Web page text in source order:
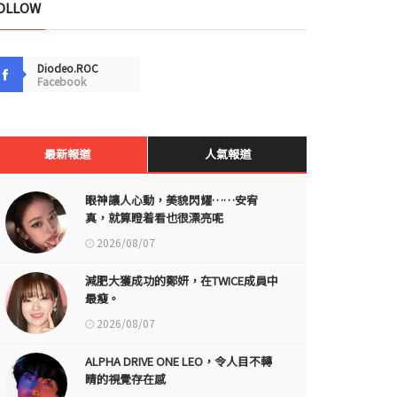
Diodeo.ROC
Facebook
最新報道 人氣報道
眼神讓人心動，美貌閃耀……安宥
真，就算瞪着看也很漂亮呢
2026/08/07
減肥大獲成功的鄭妍，在TWICE成員中
最瘦。
2026/08/07
ALPHA DRIVE ONE LEO，令人目不轉
睛的視覺存在感